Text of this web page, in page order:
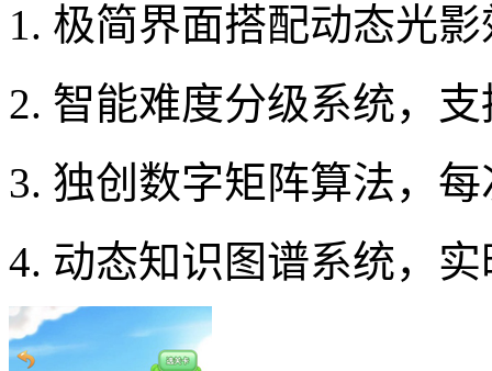
1. 极简界面搭配动态光
2. 智能难度分级系统，
3. 独创数字矩阵算法，
4. 动态知识图谱系统，